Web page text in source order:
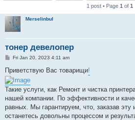
1 post • Page 1 of 1
Merselinbul
тонер девелопер
P
s
Fri Jan 20, 2023 4:11 am
Приветствую Вас товарищи!
Такие услуги, как Ремонт и чистка
нашей компании. По эффективности и
равных. Мы гарантируем, что, заказав эту
останетесь довольны процессом и